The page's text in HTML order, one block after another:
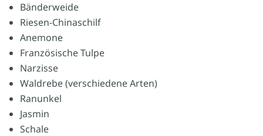
Bänderweide
Riesen-Chinaschilf
Anemone
Französische Tulpe
Narzisse
Waldrebe (verschiedene Arten)
Ranunkel
Jasmin
Schale